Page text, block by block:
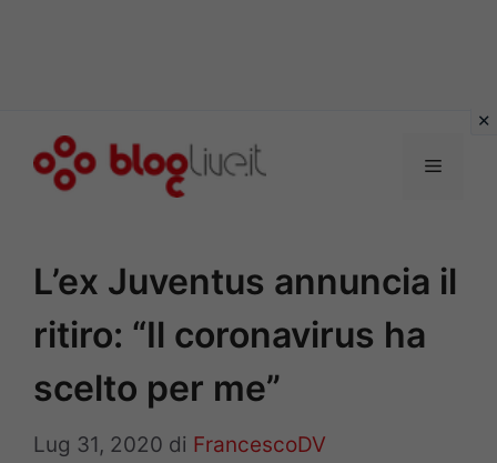
Menu
L’ex Juventus annuncia il
ritiro: “Il coronavirus ha
scelto per me”
Lug 31, 2020 di FrancescoDV